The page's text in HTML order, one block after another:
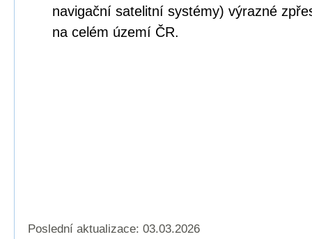
navigační satelitní systémy) výrazné
na celém území ČR.
Poslední aktualizace: 03.03.2026